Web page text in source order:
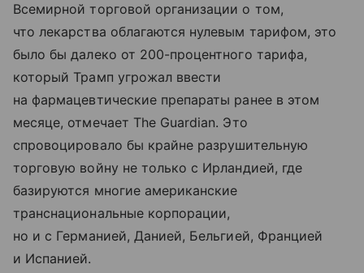
Всемирной торговой организации о том,
что лекарства облагаются нулевым тарифом, это
было бы далеко от 200-процентного тарифа,
который Трамп угрожал ввести
на фармацевтические препараты ранее в этом
месяце, отмечает The Guardian. Это
спровоцировало бы крайне разрушительную
торговую войну не только с Ирландией, где
базируются многие американские
транснациональные корпорации,
но и с Германией, Данией, Бельгией, Францией
и Испанией.